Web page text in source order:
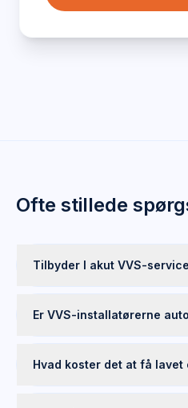
Ofte stillede
Tilbyder I akut VVS-
Er VVS-installatørerne
Hvad koster det at få lavet